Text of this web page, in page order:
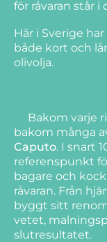
för råvaran står i
Här i Sverige
både kort och
olivolja.
Bakom varje
bakom många
Caputo. I snart
referenspunkt
bagare och
råvaran. Från
byggt sitt
vetet,
slutresultatet.